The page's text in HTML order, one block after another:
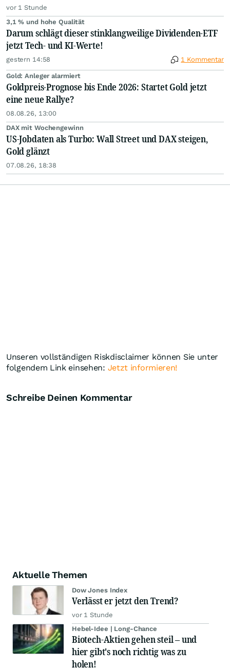
vor 1 Stunde
3,1 % und hohe Qualität
Darum schlägt dieser stinklangweilige Dividenden-ETF
jetzt Tech- und KI-Werte!
gestern 14:58 1 Kommentar
Gold: Anleger alarmiert
Goldpreis-Prognose bis Ende 2026: Startet Gold jetzt
eine neue Rallye?
08.08.26, 13:00
DAX mit Wochengewinn
US-Jobdaten als Turbo: Wall Street und DAX steigen,
Gold glänzt
07.08.26, 18:38
Unseren vollständigen Riskdisclaimer können Sie unter
folgendem Link einsehen: Jetzt informieren!
Schreibe Deinen Kommentar
Aktuelle Themen
Dow Jones Index
Verlässt er jetzt den Trend?
vor 1 Stunde
Hebel-Idee | Long-Chance
Biotech-Aktien gehen steil – und
hier gibt's noch richtig was zu
holen!